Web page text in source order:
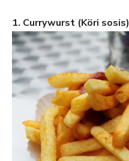
1. Currywurst (Köri sosis)